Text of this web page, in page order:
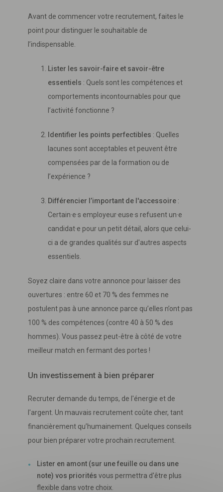
Avant de commencer votre recrutement, faites le
point pour distinguer le souhaitable de
l’indispensable.
Lister les savoir-faire et savoir-être
essentiels : Quels sont les compétences et
comportements incontournables pour que
l’activité fonctionne ?
Identifier les points perfectibles : Quelles
lacunes sont acceptables et peuvent être
compensées par de la formation ou de
l’expérience ?
Différencier l’important de l'accessoire :
Certain·e·s employeur·euse·s refusent un·e
candidat·e pour un petit détail, alors que celui-
ci a de grandes qualités sur d'autres aspects
essentiels.
Soyez claire dans votre annonce pour laisser des
ouvertures : entre 60 et 70 % des femmes ne
postulent pas à une annonce parce qu’elles n’ont pas
100 % des compétences (contre 40 à 50 % des
hommes). Vous passez peut-être à côté de votre
meilleur match en fermant des portes !
Un investissement à bien préparer
Recruter demande du temps, de l'énergie et de
l'argent. Un mauvais recrutement coûte cher, tant
financièrement qu’humainement. Quelques conseils
pour bien préparer votre prochain recrutement.
Lister en amont (sur une feuille ou dans une
note) vos priorités vous permettra d'être plus
flexible dans votre choix.
Télécharger votre fichier